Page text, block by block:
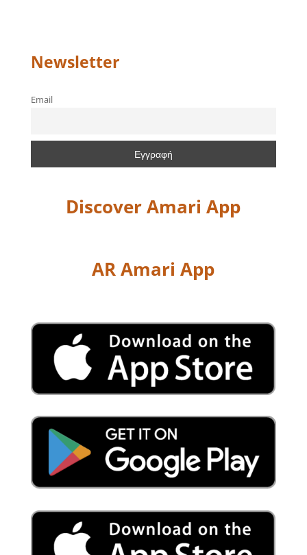
Newsletter
Email
Discover Amari App
AR Amari App